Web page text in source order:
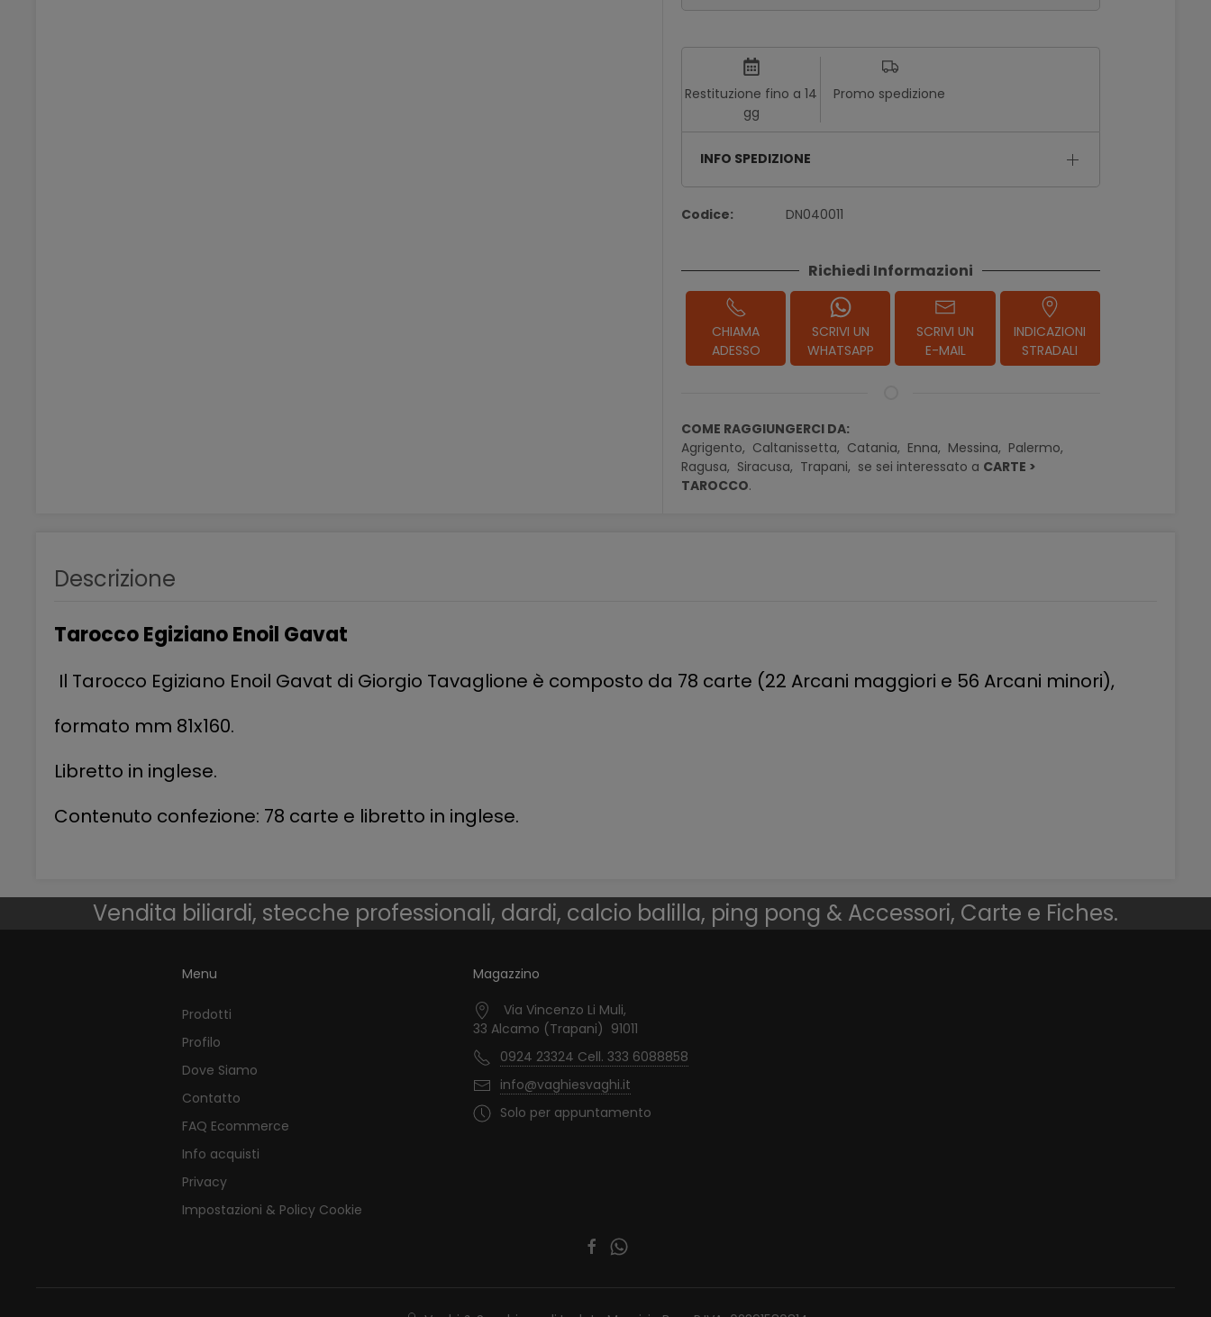
Restituzione fino a 14
gg
Promo spedizione
INFO SPEDIZIONE
Codice: DN040011
Richiedi Informazioni
CHIAMA
ADESSO
SCRIVI UN
WHATSAPP
SCRIVI UN
E-MAIL
INDICAZIONI
STRADALI
COME RAGGIUNGERCI DA:
Agrigento, Caltanissetta, Catania, Enna, Messina, Palermo,
Ragusa, Siracusa, Trapani, se sei interessato a CARTE >
TAROCCO.
Descrizione
Tarocco Egiziano Enoil Gavat
Il Tarocco Egiziano Enoil Gavat di Giorgio Tavaglione è composto da 78 carte (22 Arcani maggiori e 56 Arcani minori),
formato mm 81x160.
Libretto in inglese.
Contenuto confezione: 78 carte e libretto in inglese.
Vendita biliardi, stecche professionali, dardi, calcio balilla, ping pong & Accessori, Carte e Fiches.
Menu
Prodotti
Profilo
Dove Siamo
Contatto
FAQ Ecommerce
Info acquisti
Privacy
Impostazioni & Policy Cookie
Magazzino
Via Vincenzo Li Muli,
33 Alcamo (Trapani) 91011
0924 23324 Cell. 333 6088858
info@vaghiesvaghi.it
Solo per appuntamento